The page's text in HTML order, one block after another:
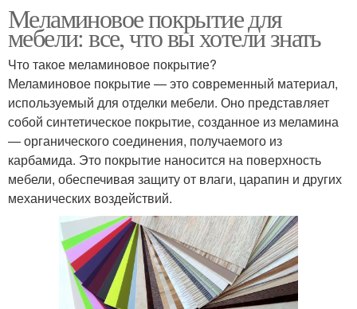
Меламиновое покрытие для
мебели: все, что вы хотели знать
Что такое меламиновое покрытие?
Меламиновое покрытие — это современный материал,
используемый для отделки мебели. Оно представляет
собой синтетическое покрытие, созданное из меламина
— органического соединения, получаемого из
карбамида. Это покрытие наносится на поверхность
мебели, обеспечивая защиту от влаги, царапин и других
механических воздействий.